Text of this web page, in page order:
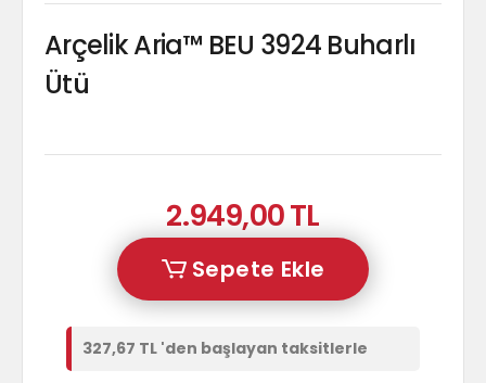
Arçelik Aria™ BEU 3924 Buharlı
Ütü
2.949,00 TL
Sepete Ekle
327,67 TL 'den başlayan taksitlerle